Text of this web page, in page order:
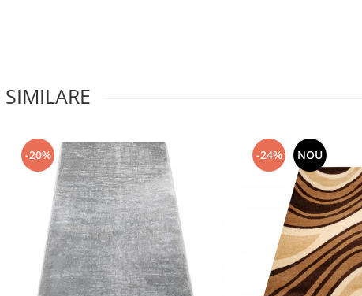
-20% -24% NOU